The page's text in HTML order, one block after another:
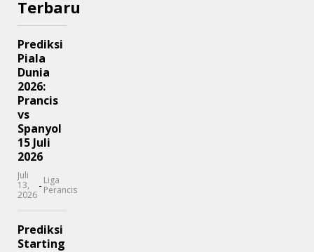
Terbaru
Prediksi
Piala
Dunia
2026:
Prancis
vs
Spanyol
15 Juli
2026
Juli
13,
2026
- Liga
Perancis
Prediksi
Starting